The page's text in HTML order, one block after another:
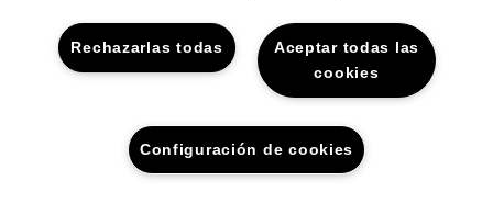
Hace que tus pestañas luzcan más largas, intensas y
rizadas, sin un solo pellizco, jalón, ni lágrima. Su aplicador
curveado alcanza y levanta cada pestaña. Permanece por
remueve fácilmente con agua tibia. Probado
oftalmológicamente.
Aceptar todas las
cookies
Rechazarlas todas
Configuración de cookies